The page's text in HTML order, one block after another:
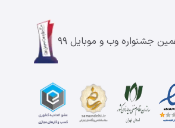
جشنواره وب و موبایل ۹۹